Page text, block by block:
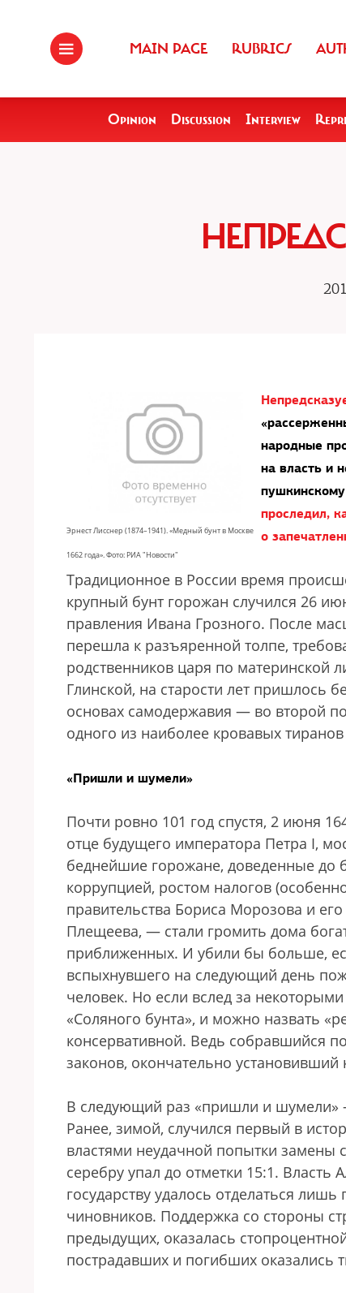
MAIN PAGE RUBRICS
Opinion Discussion Interview
Эрнест Лисснер (1874–1941). «Медный бунт в Москве
1662 года». Фото: РИА "Новости"
народные
на власть и
проследил,
о
Традиционное в России время
крупный бунт горожан случился 26
правления Ивана Грозного. После
перешла к разъяренной толпе,
родственников царя по материнской
Глинской, на старости лет пришлось
основах самодержавия — во второй
одного из наиболее кровавых
«Пришли и шумели»
Почти ровно 101 год спустя, 2 июня
отце будущего императора Петра I,
беднейшие горожане, доведенные
коррупцией, ростом налогов
правительства Бориса Морозова и
Плещеева, — стали громить дома
приближенных. И убили бы больше,
вспыхнувшего на следующий день
человек. Но если вслед за
«Соляного бунта», и можно назвать
консервативной. Ведь собравшийся
законов, окончательно
В следующий раз «пришли и шумели»
Ранее, зимой, случился первый в
властями неудачной попытки замены
серебру упал до отметки 15:1.
государству удалось отделаться
чиновников. Поддержка со стороны
предыдущих, оказалась
пострадавших и погибших оказались